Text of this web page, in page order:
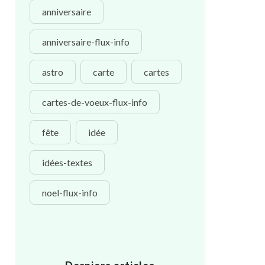
anniversaire
anniversaire-flux-info
astro carte cartes
cartes-de-voeux-flux-info
fête idée
idées-textes
noel-flux-info